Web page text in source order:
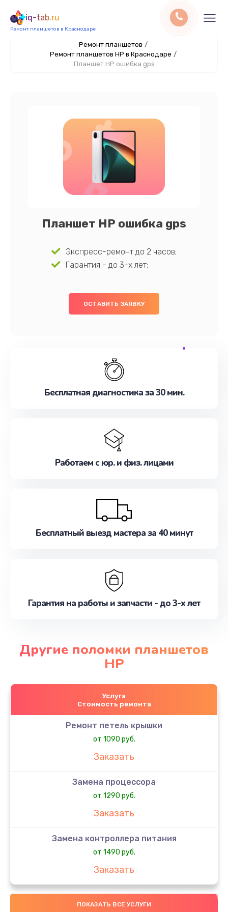
iq-tab.ru
Ремонт планшетов в Краснодаре
Ремонт планшетов /
Ремонт планшетов HP в Краснодаре /
Планшет HP ошибка gps
Планшет HP ошибка gps
Экспресс-ремонт до 2 часов;
Гарантия - до 3-х лет;
ОСТАВИТЬ ЗАЯВКУ
Бесплатная диагностика за 30 мин.
Работаем с юр. и физ. лицами
Бесплатный выезд мастера за 40 минут
Гарантия на работы и запчасти - до 3-х лет
Другие поломки планшетов
HP
Услуга
Стоимость ремонта
Ремонт петель крышки
от 1090 руб.
Заказать
Замена процессора
от 1290 руб.
Заказать
Замена контроллера питания
от 1490 руб.
Заказать
Замена шим-контроллера
от 3900 руб.
ПОКАЗАТЬ ВСЕ УСЛУГИ